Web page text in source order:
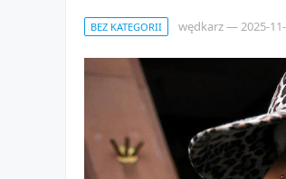
BEZ KATEGORII wędkarz—2025-